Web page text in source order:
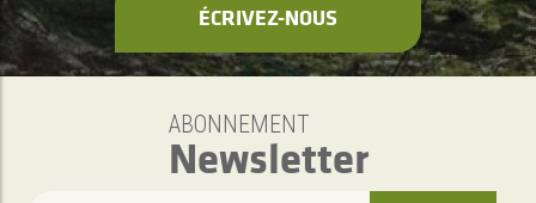
ÉCRIVEZ-NOUS
ABONNEMENT
Newsletter